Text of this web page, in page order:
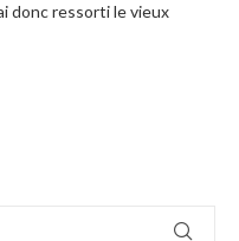
donc ressorti le vieux